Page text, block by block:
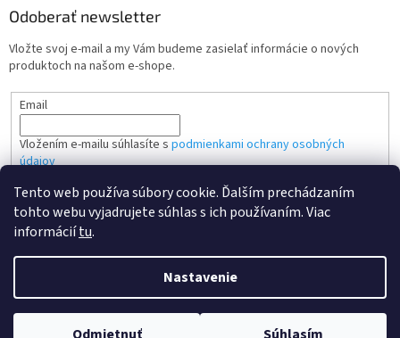
Tento web používa súbory cookie. Ďalším prechádzaním
tohto webu vyjadrujete súhlas s ich používaním. Viac
informáciítu.
Nastavenie
Odoberať newsletter
Vložte svoj e-mail a my Vám budeme zasielať informácie o nových
produktoch na našom e-shope.
Email
Vložením e-mailu súhlasíte s podmienkami ochrany osobných
údajov
PRIHLÁSIŤ SA
Vytvoril Shoptet